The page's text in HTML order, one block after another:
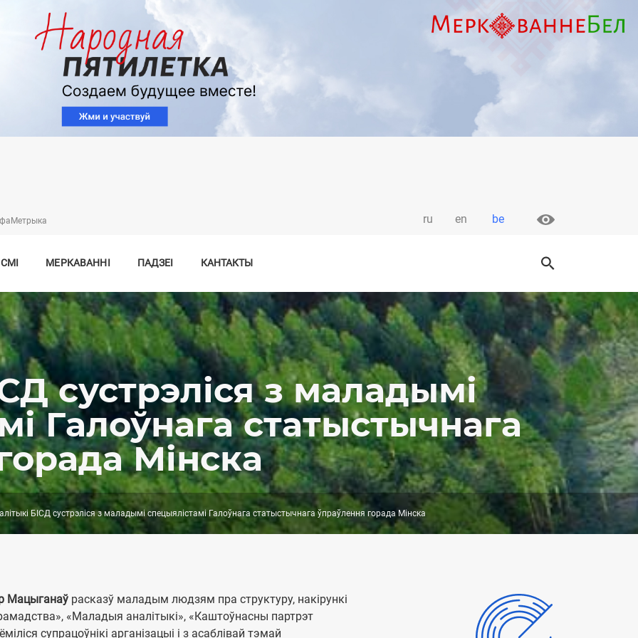
да
асноўнага
змесціва
be
ru en
МЕРКАВАННІ ПАДЗЕІ КАНТАКТЫ
сустрэліся з маладымі
Галоўнага статыстычнага
Мінска
БІСД сустрэліся з маладымі спецыялістамі Галоўнага статыстычнага ўпраўлення горада Мінска
Мацыганаў расказў маладым людзям пра структуру, накірункі
«Маладыя аналітыкі», «Каштоўнасны партрэт
супрацоўнікі арганізацыі і з асаблівай тэмай